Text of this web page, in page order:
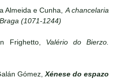
Almeida e Cunha,A chancelaria
(1071-1244)
Frighetto, Valério do Bierzo.
Gómez,Xénese do espazo